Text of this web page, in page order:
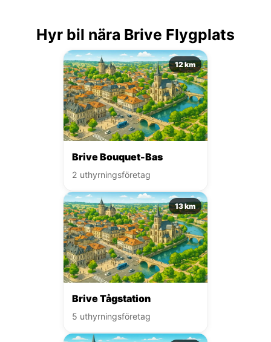
Hyr bil nära Brive Flygplats
12 km
Brive Bouquet-Bas
2 uthyrningsföretag
13 km
Brive Tågstation
5 uthyrningsföretag